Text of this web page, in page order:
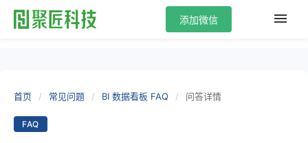
添加微信
首页 / 常见问题 / BI 数据看板 FAQ / 问答详情
FAQ